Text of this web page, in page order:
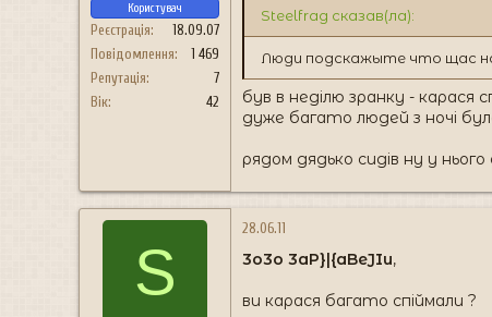
Користувач
Реєстрація
18.09.07
Повідомлення
1 469
Репутація
7
Вік
42
Steelfrag сказав(ла):
Люди подскажыте что щас
був в неділю зранку - карася
дуже багато людей з ночі
рядом дядько сидів ну у нього
S
28.06.11
3o3o 3aP}|{aBeJIu,
ви карася багато спіймали ?